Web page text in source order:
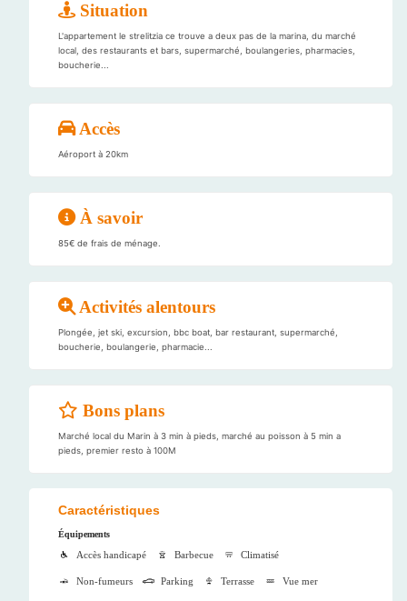
Situation
L'appartement le strelitzia ce trouve a deux pas de la marina, du marché
local, des restaurants et bars, supermarché, boulangeries, pharmacies,
boucherie...
Accès
Aéroport à 20km
À savoir
85€ de frais de ménage.
Activités alentours
Plongée, jet ski, excursion, bbc boat, bar restaurant, supermarché,
boucherie, boulangerie, pharmacie...
Bons plans
Marché local du Marin à 3 min à pieds, marché au poisson à 5 min a
pieds, premier resto à 100M
Caractéristiques
Équipements
Accès handicapé Barbecue Climatisé
Non-fumeurs Parking Terrasse Vue mer